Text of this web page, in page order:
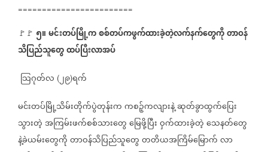
========================
🚩🚩 ၅။မင်းတပ်မြို့ကစစ်တပ်ကဖွက်ထားခဲ့တဲ့လက်နက်တွေကိုတာဝန်
သိပြည်သူတွေထပ်ပြီးလာအပ်
သြဂုတ်လ (၂၉)ရက်
မင်းတပ်မြို့သိမ်းတိုက်ပွဲတုန်းကကစဉ့်ကလျားနဲ့ဆုတ်ခွာထွက်ပြေး
သွားတဲ့အကြမ်းဖက်စစ်သားတွေမြေဖို့ပြီးဝှက်ထားခဲ့တဲ့သေနတ်တွေ
နဲ့ခဲယမ်းတွေကိုတာဝန်သိပြည်သူတွေတတိယအကြိမ်မြောက်လာ